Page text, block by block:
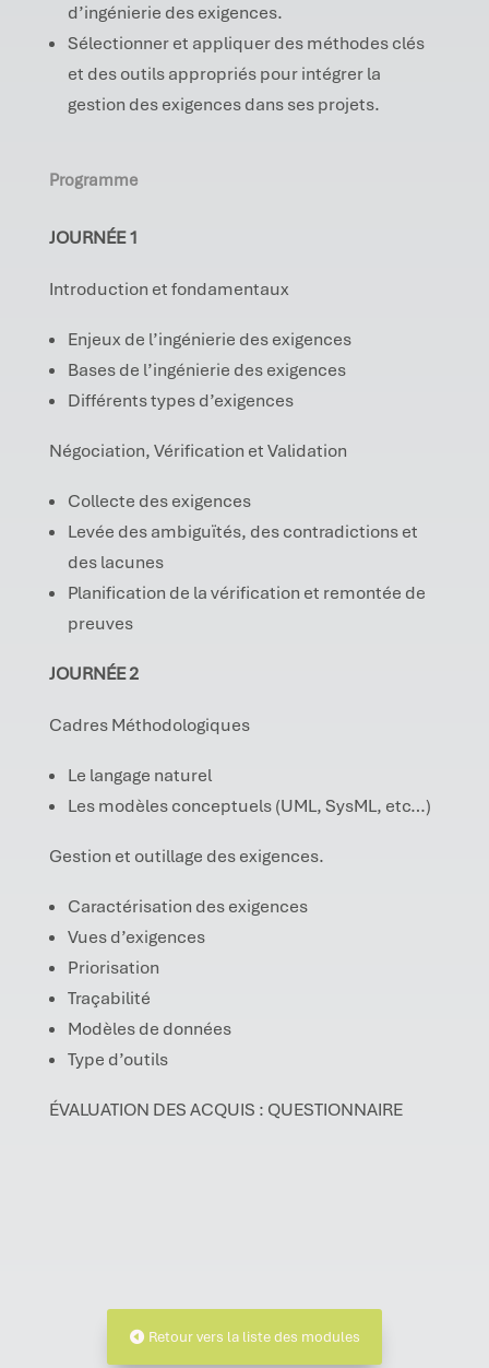
d’ingénierie des exigences.
Sélectionner et appliquer des méthodes clés
et des outils appropriés pour intégrer la
gestion des exigences dans ses projets.
Programme
JOURNÉE 1
Introduction et fondamentaux
Enjeux de l’ingénierie des exigences
Bases de l’ingénierie des exigences
Différents types d’exigences
Négociation, Vérification et Validation
Collecte des exigences
Levée des ambiguïtés, des contradictions et
des lacunes
Planification de la vérification et remontée de
preuves
JOURNÉE 2
Cadres Méthodologiques
Le langage naturel
Les modèles conceptuels (UML, SysML, etc…)
Gestion et outillage des exigences.
Caractérisation des exigences
Vues d’exigences
Priorisation
Traçabilité
Modèles de données
Type d’outils
ÉVALUATION DES ACQUIS : QUESTIONNAIRE
Retour vers la liste des modules